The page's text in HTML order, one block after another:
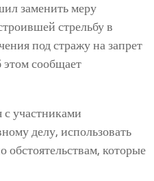
заменить меру
стрельбу в
под стражу на запрет
сообщает
с участниками
делу, использовать
обстоятельствам, которые